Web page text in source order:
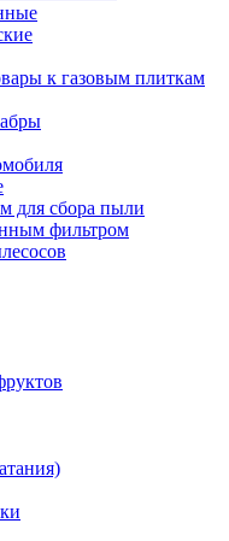
к газовым плиткам
для сбора пыли
фильтром